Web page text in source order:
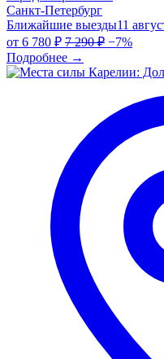
Санкт-Петербург
Ближайшие выезды11
от 6 780 ₽ 7 290 ₽ −7%
Подробнее →